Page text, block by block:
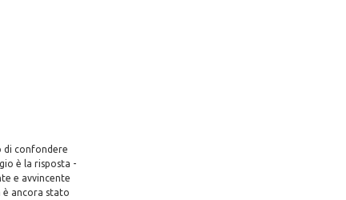
di confondere
è la risposta -
e avvincente
è ancora stato